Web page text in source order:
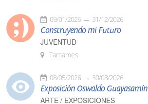
09/01/2026 31/12/2026
Construyendo mi Futuro
JUVENTUD
Tamames
08/05/2026 30/08/2026
Exposición Oswaldo Guayasamín
ARTE / EXPOSICIONES